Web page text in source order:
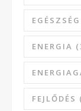
EGÉSZSÉG
ENERGIA
FEJLŐDÉS